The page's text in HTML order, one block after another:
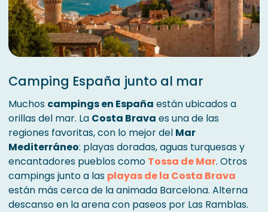
Camping España junto al mar
Muchos campings en España están ubicados a
orillas del mar. La Costa Brava es una de las
regiones favoritas, con lo mejor del Mar
Mediterráneo: playas doradas, aguas turquesas y
encantadores pueblos como Tossa de Mar. Otros
campings junto a las playas de la Costa Brava
están más cerca de la animada Barcelona. Alterna
descanso en la arena con paseos por Las Ramblas.